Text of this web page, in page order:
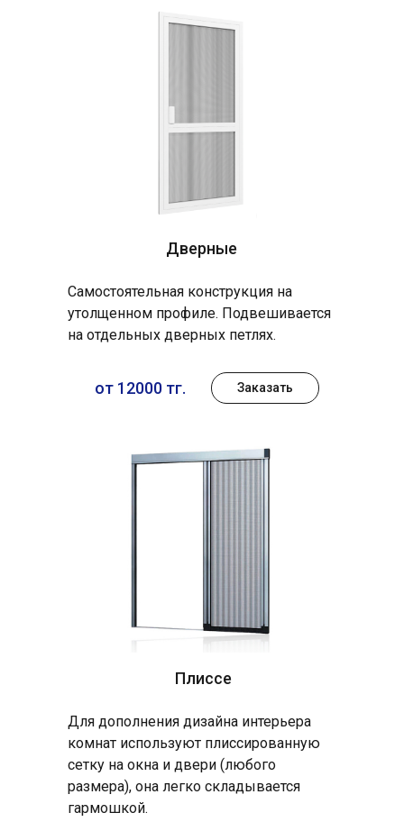
Дверные
Плиссе
Самостоятельная конструкция на
утолщенном профиле. Подвешивается
на отдельных дверных петлях.
Для дополнения дизайна интерьера
комнат используют плиссированную
сетку на окна и двери (любого
размера), она легко складывается
гармошкой.
от 12000 тг. Заказать